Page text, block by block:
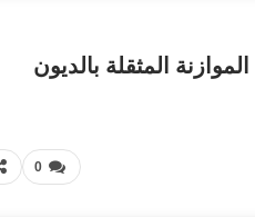
المثقلة بالديون
0